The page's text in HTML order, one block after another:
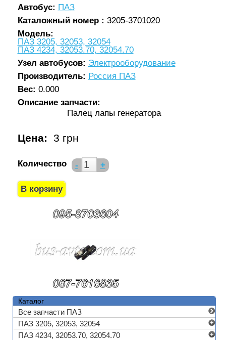
Автобус: ПАЗ
Каталожный номер : 3205-3701020
Модель:
ПАЗ 3205, 32053, 32054
ПАЗ 4234, 32053.70, 32054.70
Узел автобусов: Электрооборудование
Производитель: Россия ПАЗ
Вес: 0.000
Описание запчасти:
Палец лапы генератора
Цена: 3 грн
Количество - +
Каталог
Все запчасти ПАЗ
ПАЗ 3205, 32053, 32054
ПАЗ 4234, 32053.70, 32054.70